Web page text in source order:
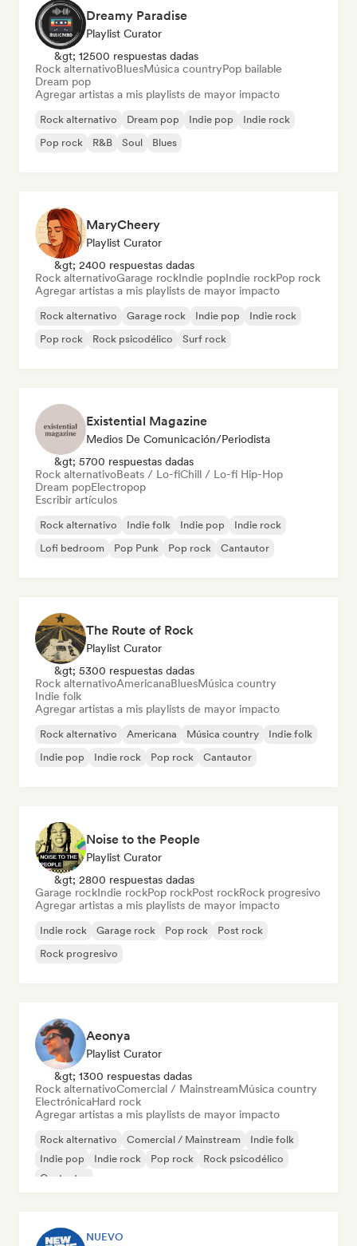
Dreamy Paradise
Playlist Curator
&gt; 12500 respuestas dadas
Rock alternativoBluesMúsica countryPop bailable
Dream pop
Agregar artistas a mis playlists de mayor impacto
Rock alternativo Dream pop Indie pop
Indie rock
Pop rock
R&B Soul Blues
MaryCheery
Playlist Curator
&gt; 2400 respuestas dadas
Rock alternativoGarage rockIndie popIndie rockPop rock
Agregar artistas a mis playlists de mayor impacto
Rock alternativo Garage rock Indie pop
Indie rock
Pop rock
Rock psicodélico Surf rock
Existential Magazine
Medios De Comunicación/Periodista
&gt; 5700 respuestas dadas
Rock alternativoBeats / Lo-fiChill / Lo-fi Hip-Hop
Dream popElectropop
Escribir artículos
Rock alternativo Indie folk Indie pop
Indie rock
Lofi bedroom
Pop Punk Pop rock Cantautor
The Route of Rock
Playlist Curator
&gt; 5300 respuestas dadas
Rock alternativoAmericanaBluesMúsica country
Indie folk
Agregar artistas a mis playlists de mayor impacto
Rock alternativo Americana Música country
Indie folk
Indie pop
Indie rock Pop rock Cantautor
Noise to the People
Playlist Curator
&gt; 2800 respuestas dadas
Garage rockIndie rockPop rockPost rockRock progresivo
Agregar artistas a mis playlists de mayor impacto
Indie rock Garage rock Pop rock
Post rock
Rock progresivo
Aeonya
Playlist Curator
&gt; 1300 respuestas dadas
Rock alternativoComercial / MainstreamMúsica country
ElectrónicaHard rock
Agregar artistas a mis playlists de mayor impacto
Rock alternativo Comercial / Mainstream
Indie folk
Indie pop
Indie rock Pop rock
Rock psicodélico
Cantautor
NUEVO